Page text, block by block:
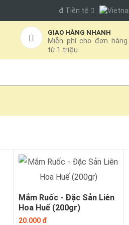
đ Tiền tệ
GIAO HÀNG NHANH
Miễn phí cho đơn hàng
từ 1 triệu
Mắm Ruốc - Đặc Sản Liên
Hoa Huế (200gr)
20.000 đ